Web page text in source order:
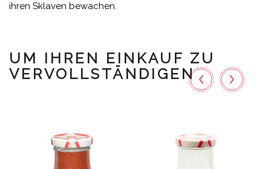
ihren Sklaven bewachen.
UM IHREN EINKAUF ZU
VERVOLLSTÄNDIGEN